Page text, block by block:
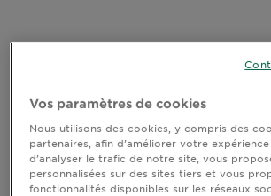
DIAGNOSTICS
NOS
ENGAGEMENTS
Vos paramètres de cookies
Nous utilisons des cookies, y compris des
partenaires, afin d’améliorer votre expérience
d’analyser le trafic de notre site, vous
personnalisées sur des sites tiers et vous
fonctionnalités disponibles sur les réseaux